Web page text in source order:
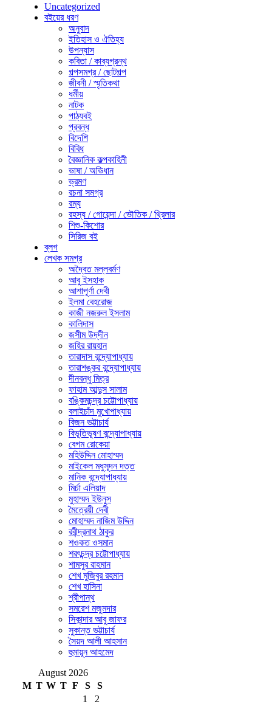
Uncategorized
বইয়ের ধরণ
অনুবাদ
ইতিহাস ও ঐতিহ্য
উপন্যাস
কবিতা / কাব্যগ্রন্থ
গল্পসমগ্র / ছোটগল্প
জীবনী / স্মৃতিকথা
ধর্মীয়
নাটক
পাঠ্যবই
প্রবন্ধ
বিদেশি
বিবিধ
বৈজ্ঞানিক কল্পকাহিনী
ভাষা / অভিধান
ভ্রমণ
রচনা সমগ্র
রম্য
রহস্য / গোয়েন্দা / ভৌতিক / থ্রিলার
শিশু-কিশোর
সিরিজ বই
ব্লগ
লেখক সমগ্র
অদ্বৈত মল্লবর্মণ
আবু ইসহাক
আশাপূর্ণা দেবী
ইলমা বেহরোজ
কাজী নজরুল ইসলাম
কালিদাস
জসীম উদ্‌দীন
জহির রায়হান
তারাদাস বন্দ্যোপাধ্যায়
তারাশঙ্কর বন্দ্যোপাধ্যায়
দীনবন্ধু মিত্র
ফাহাম আব্দুস সালাম
বঙ্কিমচন্দ্র চট্টোপাধ্যায়
বলাইচাঁদ মুখোপাধ্যায়
বিজন ভট্টাচার্য
বিভূতিভূষণ বন্দ্যোপাধ্যায়
বেগম রোকেয়া
মহিউদ্দিন মোহাম্মদ
মাইকেল মধুসূদন দত্ত
মানিক বন্দ্যোপাধ্যায়
মির্চা এলিয়াদ
মুহাম্মদ ইউনুস
মৈত্রেয়ী দেবী
মোহাম্মদ নাজিম উদ্দিন
রবীন্দ্রনাথ ঠাকুর
শওকত ওসমান
শরৎচন্দ্র চট্টোপাধ্যায়
শামসুর রাহমান
শেখ মুজিবুর রহমান
শেখ হাসিনা
শ্রীপান্থ
সমরেশ মজুমদার
সিকান্দার আবু জাফর
সুকান্ত ভট্টাচার্য
সৈয়দ আলী আহসান
হুমায়ূন আহমেদ
August 2026
M T W T F S
S
1
2